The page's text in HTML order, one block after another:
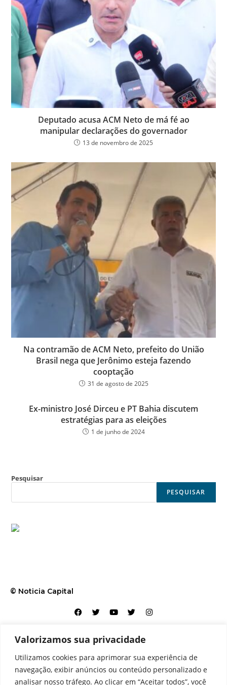
Valorizamos sua privacidade
Utilizamos cookies para aprimorar sua experiência de
navegação, exibir anúncios ou conteúdo personalizado e
analisar nosso tráfego. Ao clicar em “Aceitar todos”, você
Deputado acusa ACM Neto de má fé ao
manipular declarações do governador
13 de novembro de 2025
Na contramão de ACM Neto, prefeito do União
Brasil nega que Jerônimo esteja fazendo
cooptação
31 de agosto de 2025
Ex-ministro José Dirceu e PT Bahia discutem
estratégias para as eleições
1 de junho de 2024
Pesquisar
PESQUISAR
© Noticia Capital
Contato Home Aviso legal Configurações de cookies
Equipe Perfil Política de cookies Serviços